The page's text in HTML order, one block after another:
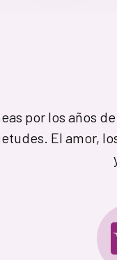
por los años
El amor,